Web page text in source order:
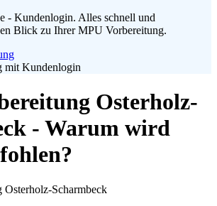
- Kundenlogin. Alles schnell und
Blick zu Ihrer MPU Vorbereitung.
Osterholz-
- Warum wird